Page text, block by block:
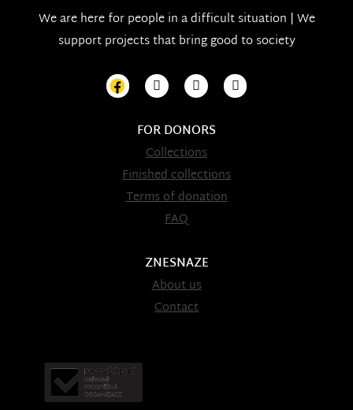
We are here for people in a difficult situation | We
support projects that bring good to society
FOR DONORS
Collections
Finished collections
Terms of donation
FAQ
ZNESNAZE
About us
Contact